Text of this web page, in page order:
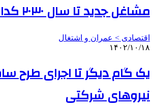
مشاغل جدید تا سال ۲۰۳۰ کدامند؟
اقتصادی > عمران و اشتغال
۱۴۰۲/۱۰/۱۸
یک گام دیگر تا اجرای طرح
نیروهای شرکتی